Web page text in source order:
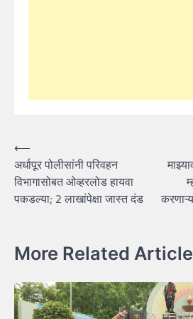
Post
navigation
⟵
अर्धापूर पोलीसांनी परिवहन
विभागासोबत ओव्हरलोड हायवा
पकडल्या; 2 लाखांपेक्षा जास्त दंड
More Related